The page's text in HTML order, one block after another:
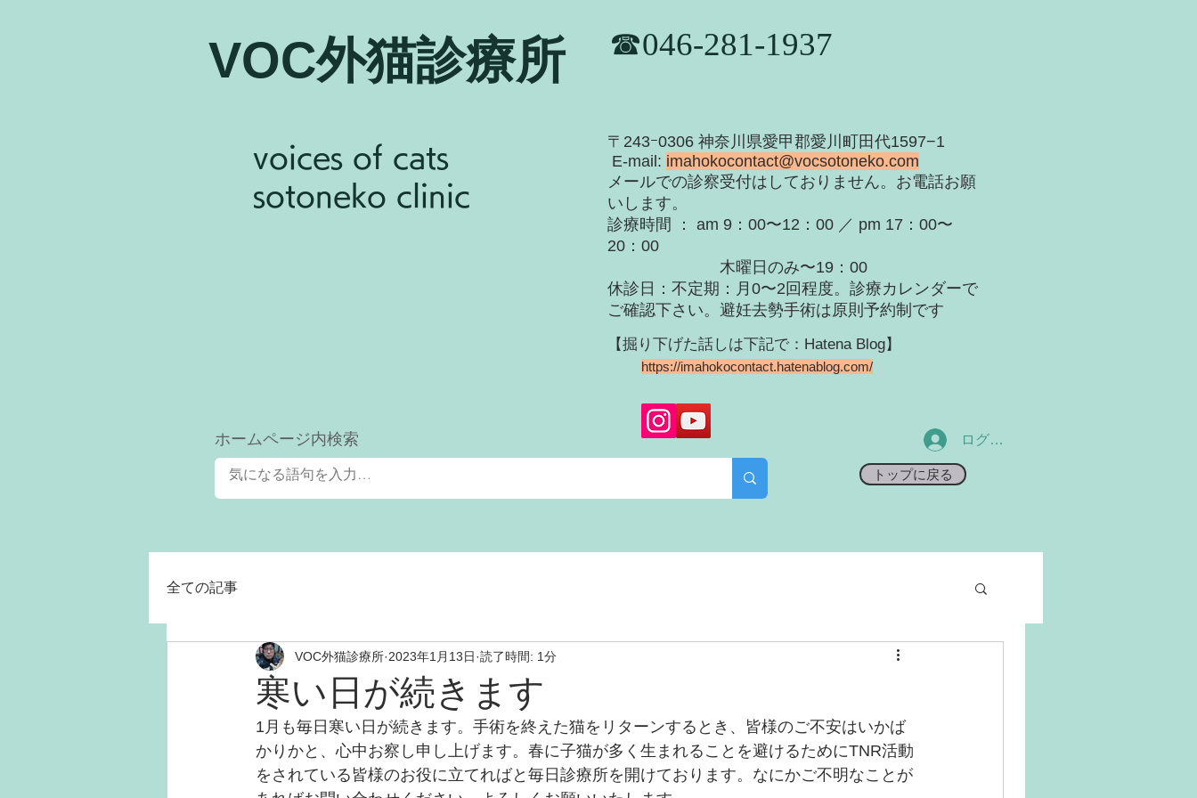
VOC外猫診療所 ​☎046-281-1937
voices of cats
sotoneko clinic
​〒243ｰ0306 神奈川県愛甲郡愛川町田代1597−1
E-mail: imahokocontact@vocsotoneko.com
​メールでの診察受付はしておりません。お電話お願
いします。
診療時間 ： am 9：00〜12：00 ／ pm 17：00〜
20：00
木曜日のみ〜19：00
休診日：不定期：月0〜2回程度。診療カレンダーで
ご確認下さい。 ​避妊去勢手術は原則予約制です
【掘り下げた話しは下記で：Hatena Blog】
https://imahokocontact.hatenablog.com/
​ホームページ内検索 ログイン
トップに戻る
全ての記事
寒い日が続きます
VOC外猫診療所 2023年1月13日 読了時間: 1分
1月も毎日寒い日が続きます。手術を終えた猫をリターンするとき、皆様のご不安はいかば
かりかと、心中お察し申し上げます。春に子猫が多く生まれることを避けるためにTNR活動
をされている皆様のお役に立てればと毎日診療所を開けております。なにかご不明なことが